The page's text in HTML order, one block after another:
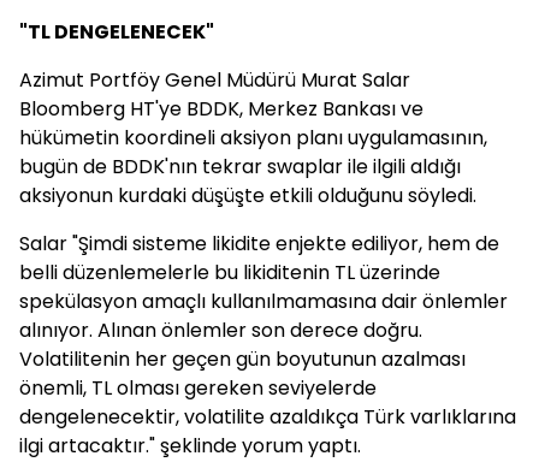
"TL DENGELENECEK"
Azimut Portföy Genel Müdürü Murat Salar
Bloomberg HT'ye BDDK, Merkez Bankası ve
hükümetin koordineli aksiyon planı uygulamasının,
bugün de BDDK'nın tekrar swaplar ile ilgili aldığı
aksiyonun kurdaki düşüşte etkili olduğunu söyledi.
Salar "Şimdi sisteme likidite enjekte ediliyor, hem de
belli düzenlemelerle bu likiditenin TL üzerinde
spekülasyon amaçlı kullanılmamasına dair önlemler
alınıyor. Alınan önlemler son derece doğru.
Volatilitenin her geçen gün boyutunun azalması
önemli, TL olması gereken seviyelerde
dengelenecektir, volatilite azaldıkça Türk varlıklarına
ilgi artacaktır." şeklinde yorum yaptı.